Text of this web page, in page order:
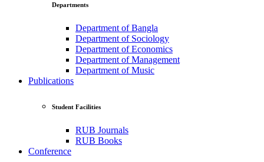
Departments
Department of Bangla
Department of Sociology
Department of Economics
Department of Management
Department of Music
Publications
Student Facilities
RUB Journals
RUB Books
Conference